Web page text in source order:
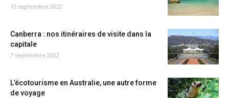
15 septembre 2022
Canberra : nos itinéraires de visite dans la
capitale
7 septembre 2022
L’écotourisme en Australie, une autre forme
de voyage